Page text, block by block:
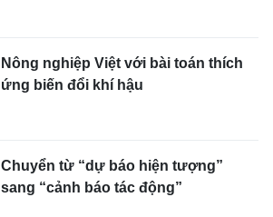
Nông nghiệp Việt với bài toán thích
ứng biến đổi khí hậu
Chuyển từ “dự báo hiện tượng”
sang “cảnh báo tác động”